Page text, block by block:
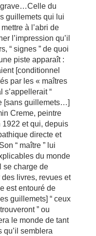
grave…Celle du
guillemets qui lui
à l’abri de
l’impression qu’il
“ signes ” de quoi
piste apparaît :
[conditionnel
par les « maîtres
“
[sans guillemets…]
Creme, peintre
1922 et qui, depuis
directe et
“ maître ” lui
du monde
se charge de
livres, revues et
est entouré de
guillemets] “ ceux
” ou
le monde de tant
qu’il semblera